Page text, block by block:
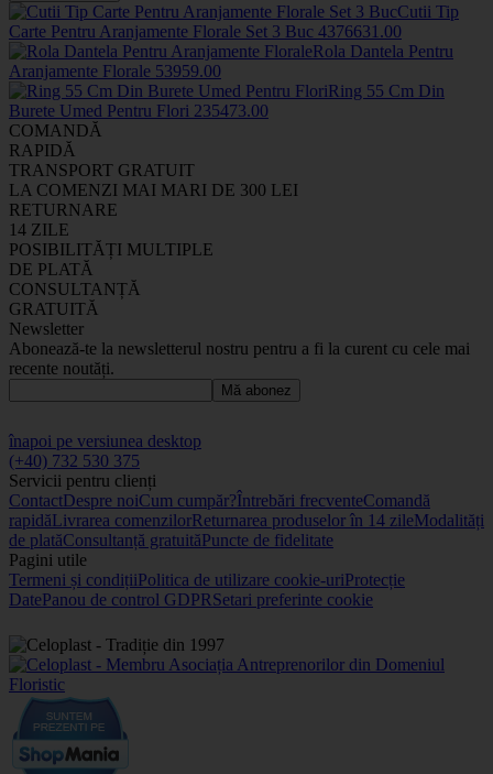
Cutii Tip
Carte Pentru Aranjamente Florale Set 3 Buc 4376631 .00
Rola Dantela Pentru
Aranjamente Florale 53959.00
Ring 55 Cm Din
Burete Umed Pentru Flori 235473.00
COMANDĂ
RAPIDĂ
TRANSPORT GRATUIT
LA COMENZI MAI MARI DE 300 LEI
RETURNARE
14 ZILE
POSIBILITĂȚI MULTIPLE
DE PLATĂ
CONSULTANȚĂ
GRATUITĂ
Newsletter
Abonează-te la newsletterul nostru pentru a fi la curent cu cele mai
recente noutăți.
Mă abonez
înapoi pe versiunea desktop
(+40) 732 530 375
Servicii pentru clienți
ContactDespre noiCum cumpăr?Întrebări frecventeComandă
rapidăLivrarea comenzilorReturnarea produselor în 14 zileModalități
de platăConsultanță gratuităPuncte de fidelitate
Pagini utile
Termeni și condițiiPolitica de utilizare cookie-uriProtecție
DatePanou de control GDPRSetari preferinte cookie